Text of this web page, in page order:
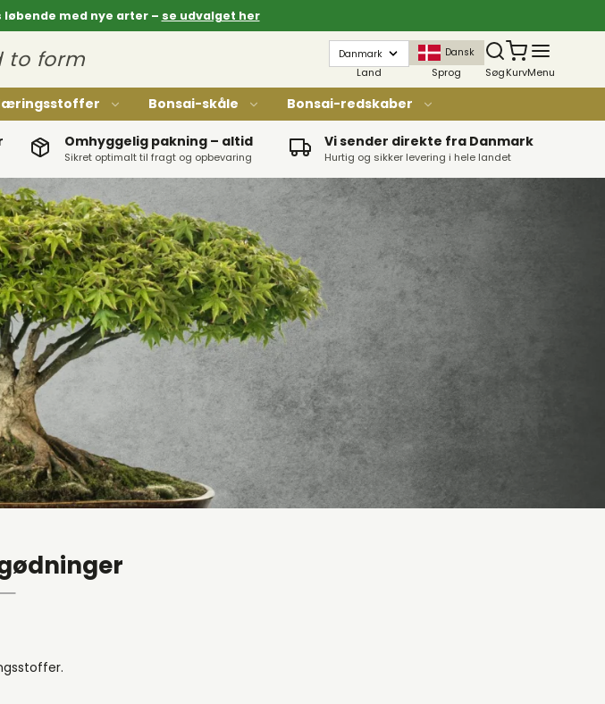
med nye arter – se udvalget her
to form Land
Dansk
Sprog SøgKurvMenu
Bonsai-skåle
Str. 1 - Glaseret med underskål
Str. 2 - Glaseret med underskål
Str. 3 - Glaseret med underskål
Str. 4 - Glasert med underskål
Str. 5 - Glaseret med underskål
Str. 6 - Glaseret med underskål
Bonsai-redskaber
Omhyggelig pakning – altid
Sikret optimalt til fragt og opbevaring
Vi sender direkte fra Danmark
Hurtig og sikker levering i hele landet